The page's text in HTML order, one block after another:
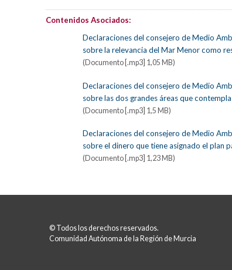
Contenidos Asociados:
Declaraciones del consejero de Medio
sobre la relevancia del Mar Menor como
(Documento [.mp3] 1,05 MB)
Declaraciones del consejero de Medio
sobre las dos grandes áreas que
(Documento [.mp3] 1,5 MB)
Declaraciones del consejero de Medio
sobre el dinero que tiene asignado el plan
(Documento [.mp3] 1,23 MB)
© Todos los derechos reservados.
Comunidad Autónoma de la Región de Murcia